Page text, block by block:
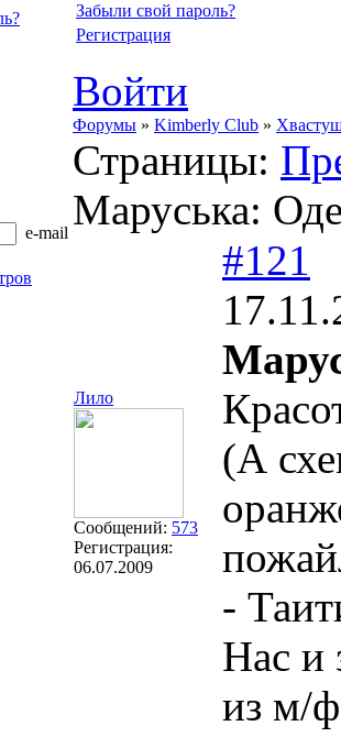
e-mail
Забыли свой пароль?
Регистрация
Войти
Форумы » Kimberly Club »
Страницы:
Маруська:
Лило
Сообщений: 573
Регистрация:
06.07.2009
#121
(А
-
Нас и
из м/